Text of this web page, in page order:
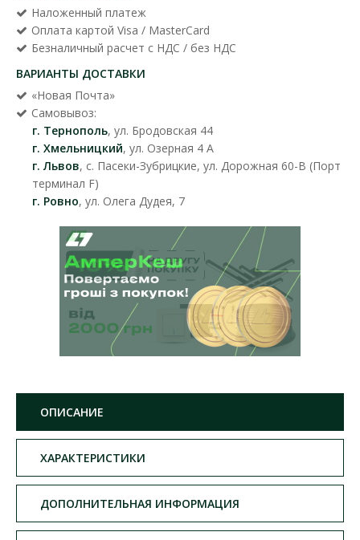
Наложенный платеж
Оплата картой Visa / MasterCard
Безналичный расчет с НДС / без НДС
ВАРИАНТЫ ДОСТАВКИ
«Новая Почта»
Самовывоз:
г. Тернополь, ул. Бродовская 44
г. Хмельницкий, ул. Озерная 4 А
г. Львов, с. Пасеки-Зубрицкие, ул. Дорожная 60-В (Порт
терминал F)
г. Ровно, ул. Олега Дудея, 7
ОПИСАНИЕ
ХАРАКТЕРИСТИКИ
ДОПОЛНИТЕЛЬНАЯ ИНФОРМАЦИЯ